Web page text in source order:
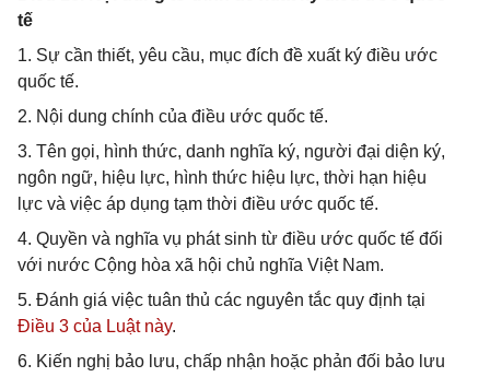
tế
1. Sự cần thiết, yêu cầu, mục đích đề xuất ký điều ước
quốc tế.
2. Nội dung chính của điều ước quốc tế.
3. Tên gọi, hình thức, danh nghĩa ký, người đại diện ký,
ngôn ngữ, hiệu lực, hình thức hiệu lực, thời hạn hiệu
lực và việc áp dụng tạm thời điều ước quốc tế.
4. Quyền và nghĩa vụ phát sinh từ điều ước quốc tế đối
với nước Cộng hòa xã hội chủ nghĩa Việt Nam.
5. Đánh giá việc tuân thủ các nguyên tắc quy định tại
Điều 3 của Luật này.
6. Kiến nghị bảo lưu, chấp nhận hoặc phản đối bảo lưu